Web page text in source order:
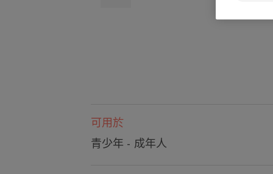
可用於
青少年 - 成年人